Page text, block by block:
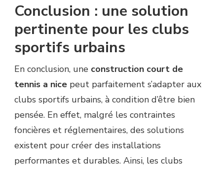
Conclusion : une solution
pertinente pour les clubs
sportifs urbains
En conclusion, une construction court de
tennis a nice peut parfaitement s’adapter aux
clubs sportifs urbains, à condition d’être bien
pensée. En effet, malgré les contraintes
foncières et réglementaires, des solutions
existent pour créer des installations
performantes et durables. Ainsi, les clubs